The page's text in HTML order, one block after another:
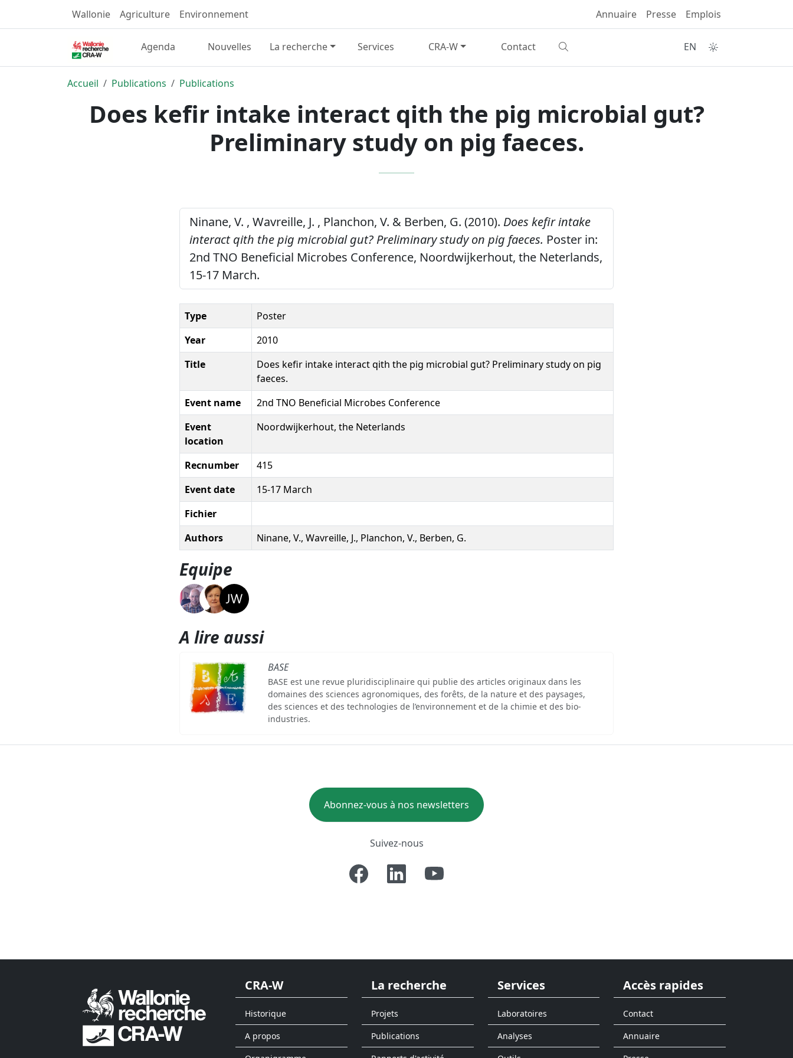
Wallonie Agriculture Environnement Annuaire Presse Emplois
Agenda Nouvelles La recherche Services CRA-W Contact EN
Accueil Publications Publications
Does kefir intake interact qith the pig microbial gut?
Preliminary study on pig faeces.
Ninane, V. , Wavreille, J. , Planchon, V. & Berben, G. (2010). Does kefir intake
interact qith the pig microbial gut? Preliminary study on pig faeces. Poster in:
2nd TNO Beneficial Microbes Conference, Noordwijkerhout, the Neterlands,
15-17 March.
Type
Poster
Year
2010
Title
Does kefir intake interact qith the pig microbial gut? Preliminary study on pig
faeces.
Event name
2nd TNO Beneficial Microbes Conference
Event
location
Noordwijkerhout, the Neterlands
Recnumber
415
Event date
15-17 March
Fichier
Authors
Ninane, V., Wavreille, J., Planchon, V., Berben, G.
Equipe
A lire aussi
BASE
BASE est une revue pluridisciplinaire qui publie des articles originaux dans les
domaines des sciences agronomiques, des forêts, de la nature et des paysages,
des sciences et des technologies de l’environnement et de la chimie et des bio-
industries.
Abonnez-vous à nos newsletters
Suivez-nous
CRA-W
Historique
A propos
La recherche
Projets
Publications
Services
Laboratoires
Analyses
Accès rapides
Contact
Annuaire